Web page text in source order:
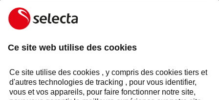
CONTACTEZ-NOUS ET RECEVEZ UNE OFFRE
GRATUITE:
CONTACTEZ-NOUS